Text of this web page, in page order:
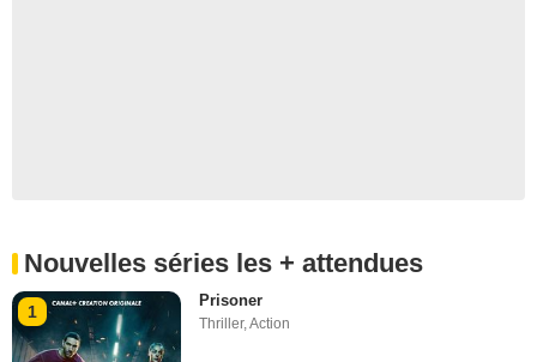
Nouvelles séries les + attendues
1
Prisoner
Thriller,Action